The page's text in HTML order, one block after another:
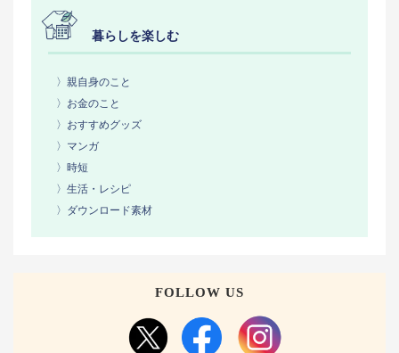
暮らしを楽しむ
〉親自身のこと
〉お金のこと
〉おすすめグッズ
〉マンガ
〉時短
〉生活・レシピ
〉ダウンロード素材
FOLLOW US